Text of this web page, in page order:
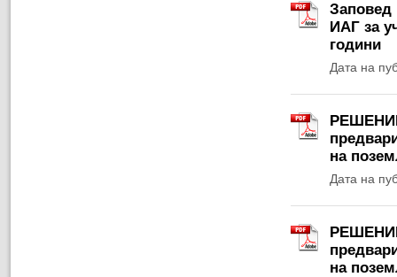
Заповед
ИАГ за
години
Дата на
РЕШЕНИЕ
на
Дата на
РЕШЕНИЕ
на